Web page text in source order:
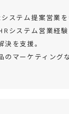
ステム提案営業を
システム営業経
決を支援。
のマーケティング